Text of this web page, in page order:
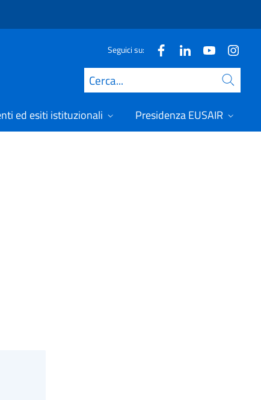
Seguici su:
Cerca
ed esiti istituzionali Presidenza EUSAIR